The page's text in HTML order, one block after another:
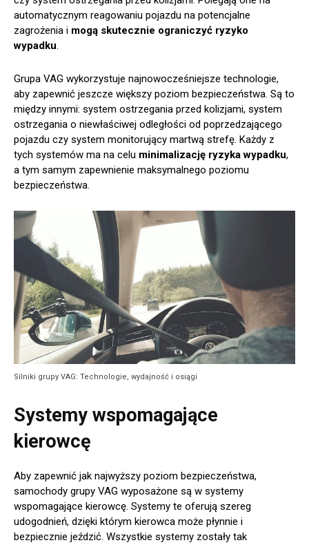
automatycznym reagowaniu pojazdu na potencjalne
zagrożenia i mogą skutecznie ograniczyć ryzyko
wypadku.
Grupa VAG wykorzystuje najnowocześniejsze technologie,
aby zapewnić jeszcze większy poziom bezpieczeństwa. Są to
między innymi: system ostrzegania przed kolizjami, system
ostrzegania o niewłaściwej odległości od poprzedzającego
pojazdu czy system monitorujący martwą strefę. Każdy z
tych systemów ma na celu minimalizację ryzyka wypadku,
a tym samym zapewnienie maksymalnego poziomu
bezpieczeństwa.
Silniki grupy VAG: Technologie, wydajność i osiągi
Systemy wspomagające
kierowcę
Aby zapewnić jak najwyższy poziom bezpieczeństwa,
samochody grupy VAG wyposażone są w systemy
wspomagające kierowcę. Systemy te oferują szereg
udogodnień, dzięki którym kierowca może płynnie i
bezpiecznie jeździć. Wszystkie systemy zostały tak